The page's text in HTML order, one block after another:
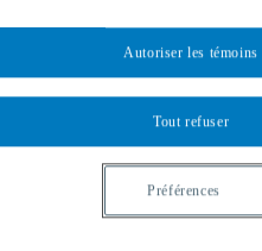
Tout refuser
Autoriser les témoins
Préférences